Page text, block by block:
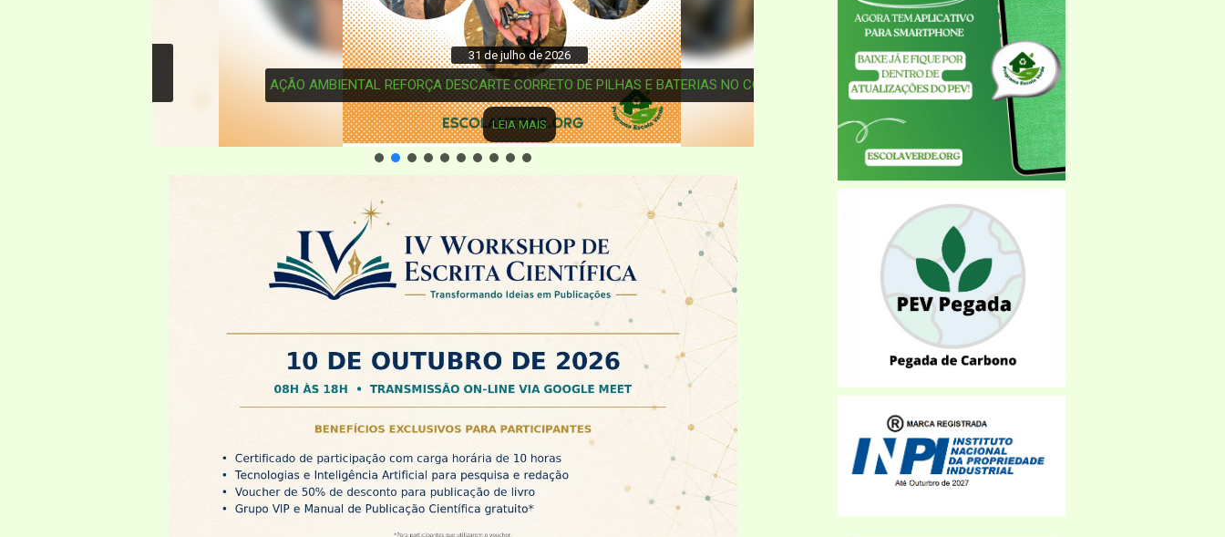
31 de julho de 2026
AÇÃO AMBIENTAL REFORÇA DESCARTE CORRETO DE PILHAS E BATERIAS NO CCA
LEIA MAIS